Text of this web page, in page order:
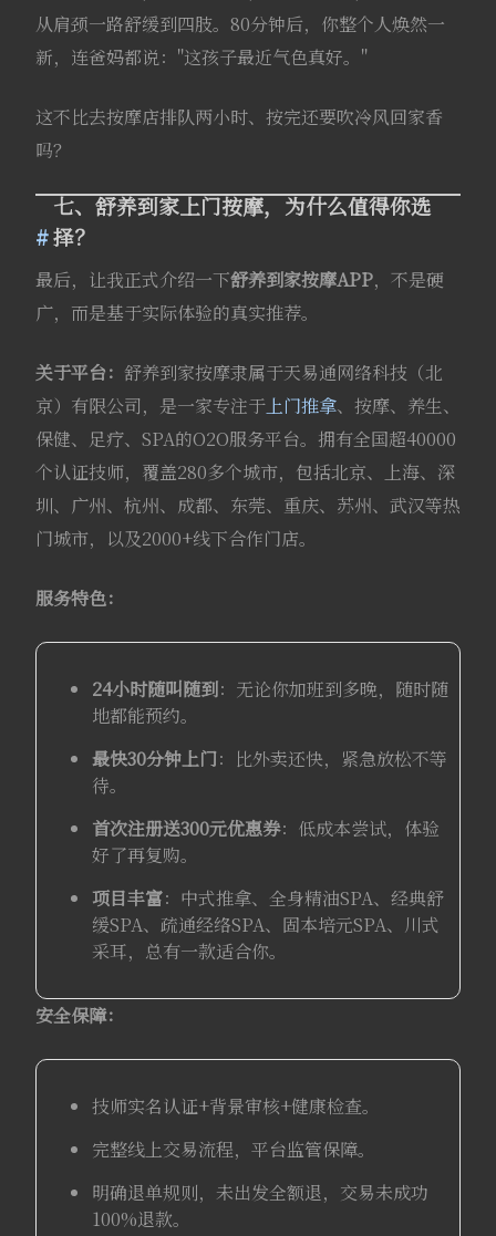
从肩颈一路舒缓到四肢。80分钟后，你整个人焕然一
新，连爸妈都说："这孩子最近气色真好。"
这不比去按摩店排队两小时、按完还要吹冷风回家香
吗？
七、舒养到家上门按摩，为什么值得你选
择？
最后，让我正式介绍一下舒养到家按摩APP，不是硬
广，而是基于实际体验的真实推荐。
关于平台： 舒养到家按摩隶属于天易通网络科技（北
京）有限公司，是一家专注于上门推拿、按摩、养生、
保健、足疗、SPA的O2O服务平台。拥有全国超40000
个认证技师，覆盖280多个城市，包括北京、上海、深
圳、广州、杭州、成都、东莞、重庆、苏州、武汉等热
门城市，以及2000+线下合作门店。
服务特色：
24小时随叫随到：无论你加班到多晚，随时随
地都能预约。
最快30分钟上门：比外卖还快，紧急放松不等
待。
首次注册送300元优惠券：低成本尝试，体验
好了再复购。
项目丰富：中式推拿、全身精油SPA、经典舒
缓SPA、疏通经络SPA、固本培元SPA、川式
采耳，总有一款适合你。
安全保障：
技师实名认证+背景审核+健康检查。
完整线上交易流程，平台监管保障。
明确退单规则，未出发全额退，交易未成功
100%退款。